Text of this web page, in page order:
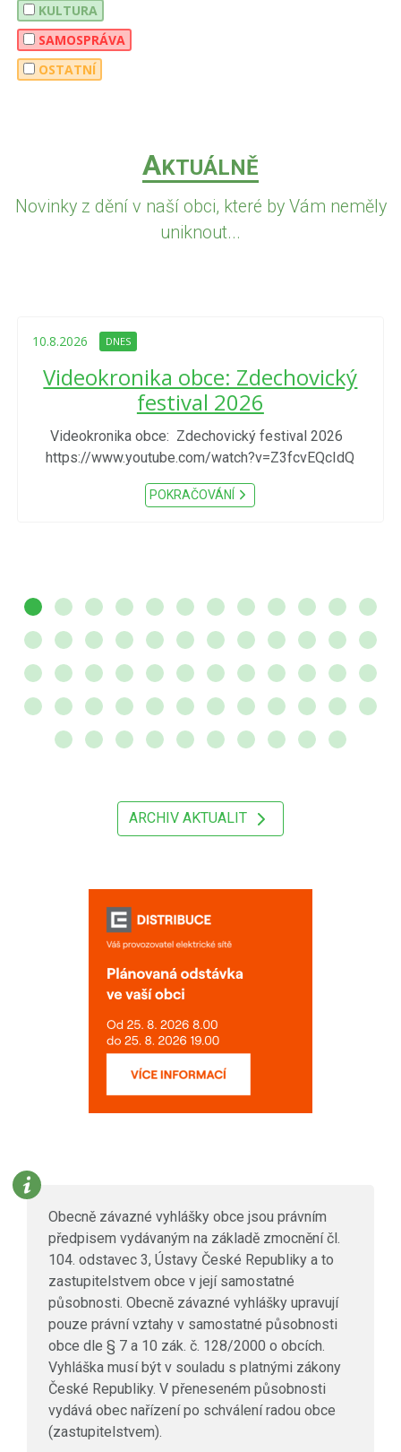
KULTURA
SAMOSPRÁVA
OSTATNÍ
AKTUÁLNĚ
Novinky z dění v naší obci, které by Vám neměly
uniknout...
10.8.2026 DNES
Videokronika obce: Zdechovický
festival 2026
Videokronika obce: Zdechovický festival 2026
https://www.youtube.com/watch?v=Z3fcvEQcIdQ
POKRAČOVÁNÍ
ARCHIV AKTUALIT
Obecně závazné vyhlášky obce jsou právním
předpisem vydávaným na základě zmocnění čl.
104. odstavec 3, Ústavy České Republiky a to
zastupitelstvem obce v její samostatné
působnosti. Obecně závazné vyhlášky upravují
pouze právní vztahy v samostatné působnosti
obce dle § 7 a 10 zák. č. 128/2000 o obcích.
Vyhláška musí být v souladu s platnými zákony
České Republiky. V přeneseném působnosti
vydává obec nařízení po schválení radou obce
(zastupitelstvem).